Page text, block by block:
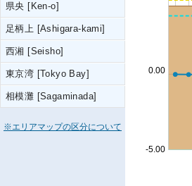
県央 [Ken-o]
足柄上 [Ashigara-kami]
西湘 [Seisho]
東京湾 [Tokyo Bay]
相模灘 [Sagaminada]
※エリアマップの区分について